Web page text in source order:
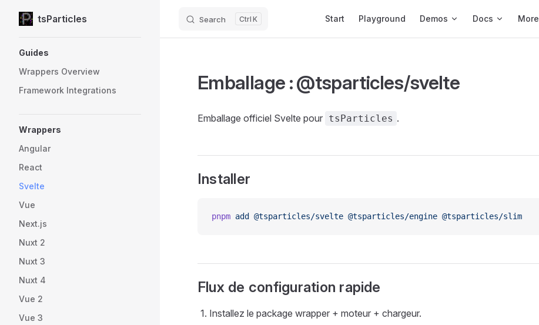
Skip to content
tsParticles Search K Start Playground Demos Docs More
Guides
Wrappers Overview
Framework Integrations
Wrappers
Angular
React
Svelte
Vue
Next.js
Nuxt 2
Nuxt 3
Nuxt 4
Vue 2
Vue 3
Emballage : @tsparticles/svelte
Emballage officiel Svelte pour tsParticles .
Installer
pnpm add @tsparticles/svelte @tsparticles/engine @tsparticles/slim
Flux de configuration rapide
Installez le package wrapper + moteur + chargeur.